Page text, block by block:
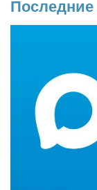
Последние